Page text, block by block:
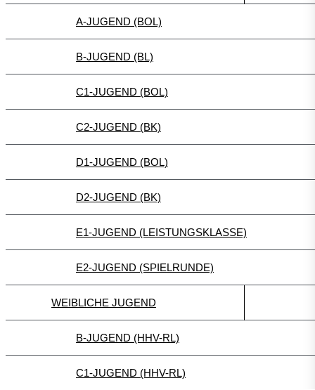
A-JUGEND (BOL)
B-JUGEND (BL)
C1-JUGEND (BOL)
C2-JUGEND (BK)
D1-JUGEND (BOL)
D2-JUGEND (BK)
E1-JUGEND (LEISTUNGSKLASSE)
E2-JUGEND (SPIELRUNDE)
WEIBLICHE JUGEND
B-JUGEND (HHV-RL)
C1-JUGEND (HHV-RL)